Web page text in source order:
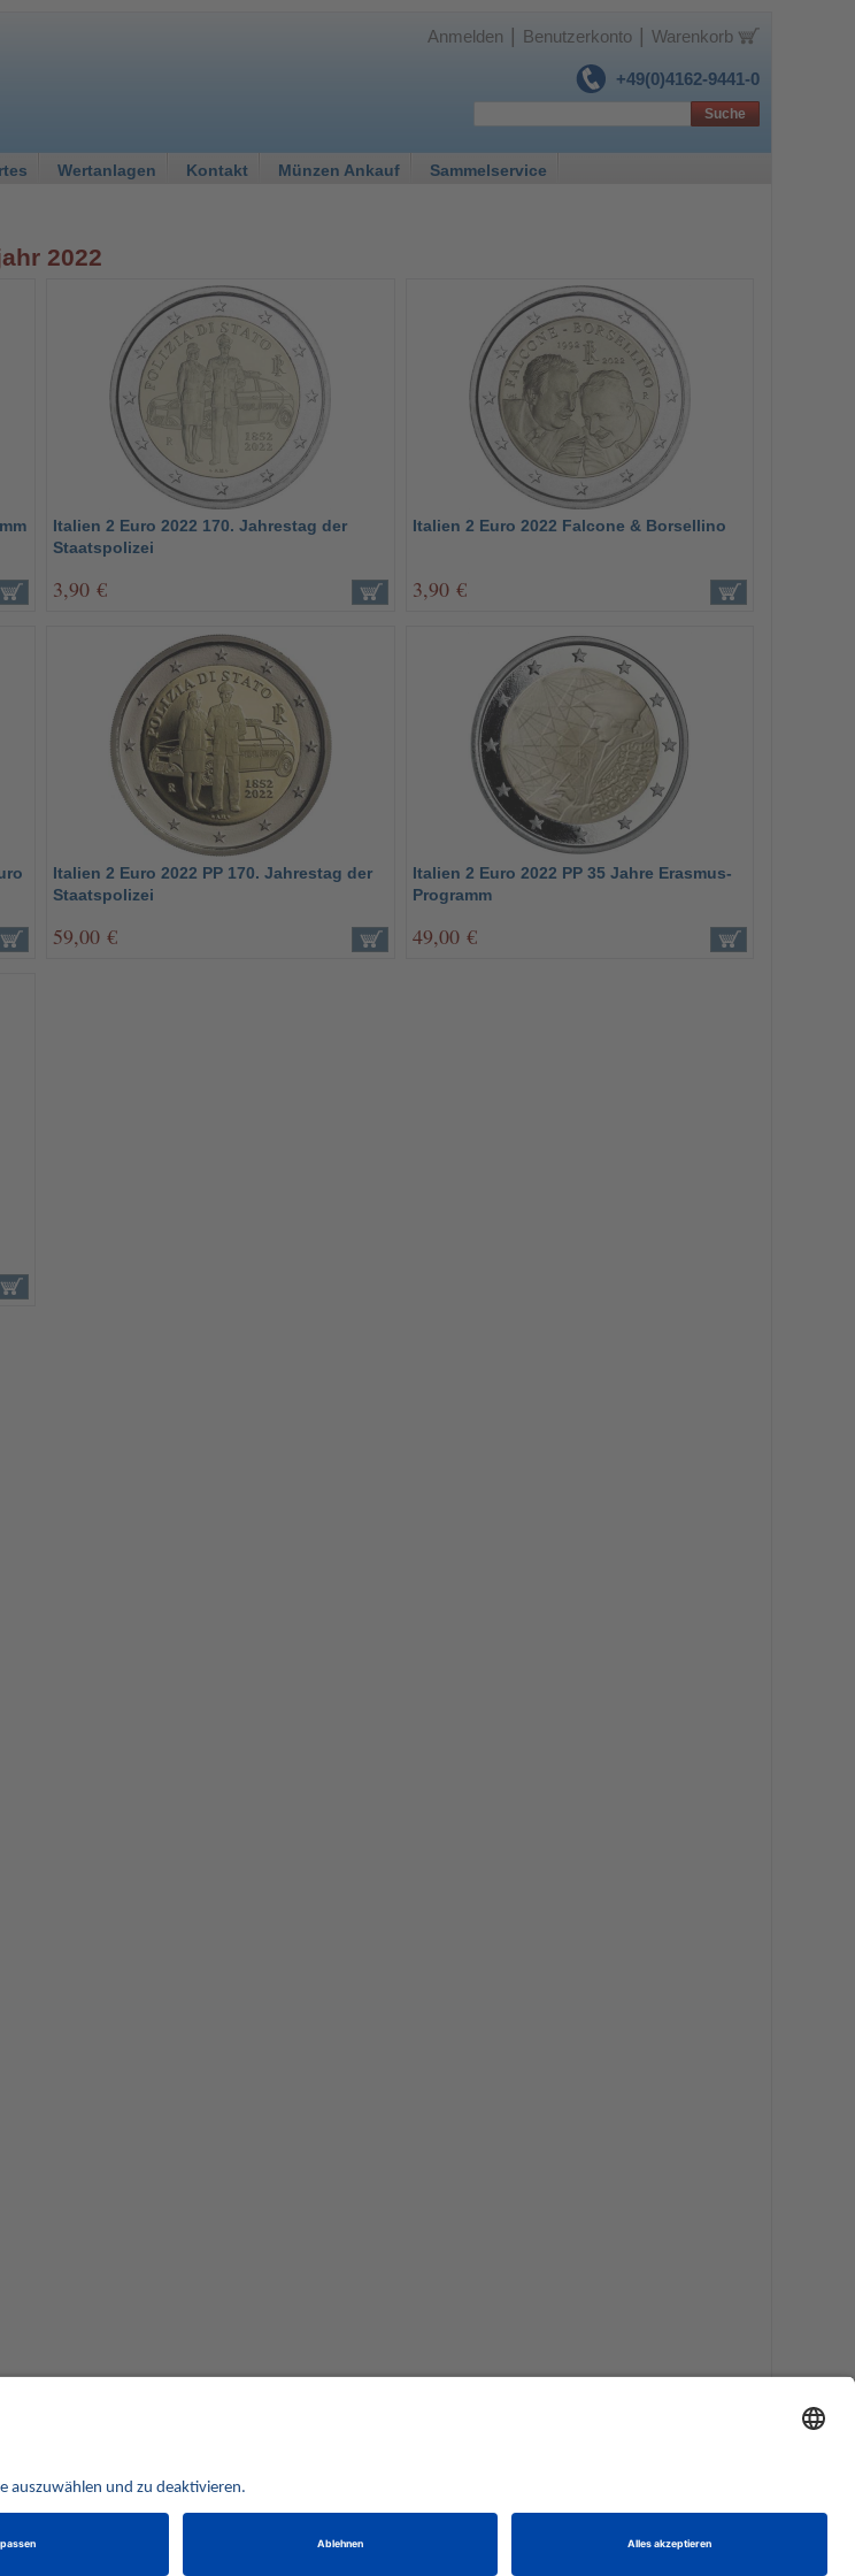
+49(0)4162-9441-0
Anmelden Benutzerkonto Warenkorb
Wertanlagen Kontakt Münzen Ankauf Sammelservice
Suche
2022
Italien 2 Euro 2022 170. Jahrestag der
Staatspolizei
3,90 €
Italien 2 Euro 2022 Falcone & Borsellino
3,90 €
Italien 2 Euro 2022 PP 170. Jahrestag der
Staatspolizei
59,00 €
Italien 2 Euro 2022 PP 35 Jahre Erasmus-
Programm
49,00 €
Münzen die Differenzbesteuerung gemäß § 25a UStG anzuwenden.
HISTORIA Münzhandelsgesellschaft mbH